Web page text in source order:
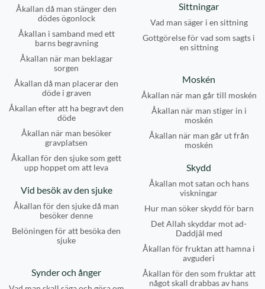
Åkallan då man stänger den
dödes ögonlock
Åkallan i samband med ett
barns begravning
Åkallan när man beklagar
sorgen
Åkallan då man placerar den
döde i graven
Åkallan efter att ha begravt den
döde
Åkallan när man besöker
gravplatsen
Åkallan för den sjuke som gett
upp hoppet om att leva
Sittningar
Vad man säger i en sittning
Gottgörelse för vad som sagts i
en sittning
Moskén
Åkallan när man går till moskén
Åkallan när man stiger in i
moskén
Åkallan när man går ut från
moskén
Skydd
Åkallan mot satan och hans
viskningar
Hur man söker skydd för barn
Det Allah skyddar mot ad-
Daddjâl med
Åkallan för fruktan att hamna i
avguderi
Åkallan för den som fruktar att
något skall drabbas av hans
Vid besök av den sjuke
Åkallan för den sjuke då man
besöker denne
Belöningen för att besöka den
sjuke
Synder och ånger